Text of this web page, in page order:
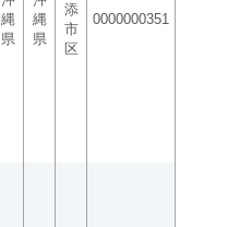
縄
県
縄
県
添
市
区
0000000351